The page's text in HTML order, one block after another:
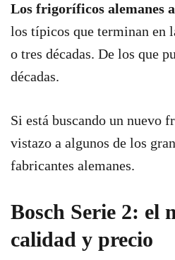
Los frigoríficos alemanes
los típicos que terminan en
o tres décadas. De los que
décadas.
Si está buscando un nuevo
vistazo a algunos de los
fabricantes alemanes.
Bosch Serie 2: el
calidad y precio